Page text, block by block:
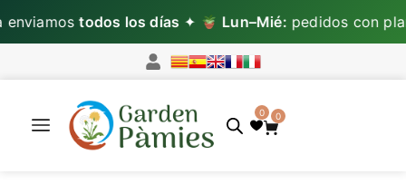
todos los días✦ Lun–Mié:pedidos con
0 0